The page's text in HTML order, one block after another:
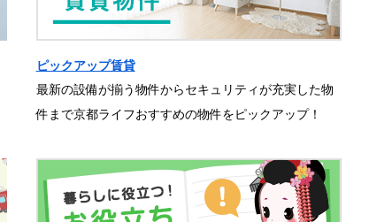
ピックアップ賃貸
最新の設備が揃う物件からセキュリティが充実した物
件まで京都ライフおすすめの物件をピックアップ！